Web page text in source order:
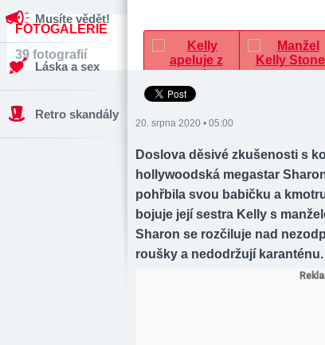
Musíte vědět!
Láska a sex
Retro skandály
FOTOGALERIE
39 fotografií
20. srpna 2020 • 05:00
Doslova děsivé zkušenosti s
hollywoodská megastar
pohřbila svou babičku a
bojuje její sestra Kelly s
Sharon se rozčiluje nad
roušky a nedodržují karanténu.